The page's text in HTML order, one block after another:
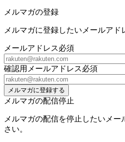
メルマガの登録
メルマガに登録したいメールアド
メールアドレス必須
確認用メールアドレス必須
メルマガに登録する
メルマガの配信停止
メルマガの配信を停止したいメ
さい。